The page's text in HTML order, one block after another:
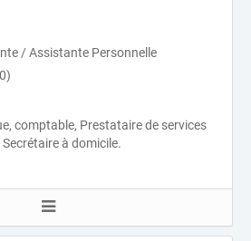
/ Assistante Personnelle
comptable, Prestataire de services
à domicile.